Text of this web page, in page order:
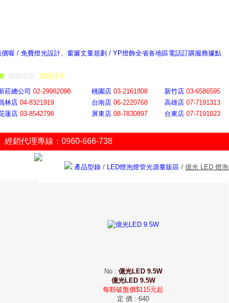
喔 / 免費燈光設計、窗簾丈量規劃 / YP燈飾全省各地區電話訂購服務據點
選購清單
莊總公司 02-29982098 桃園店 03-2161808 新竹店 03-6586595
林店 04-8321919 台南店 06-2220768 高雄店 07-7191313
蓮店 03-8542798 屏東店 08-7830897 台東店 07-7191023
經銷代理專線：0960-666-738
產品型錄 / LED燈泡燈管光源量販區 / 億光 LED 燈泡
No: 億光LED 9.5W
億光LED 9.5W
每顆破盤價$115元起
定 價 : 640